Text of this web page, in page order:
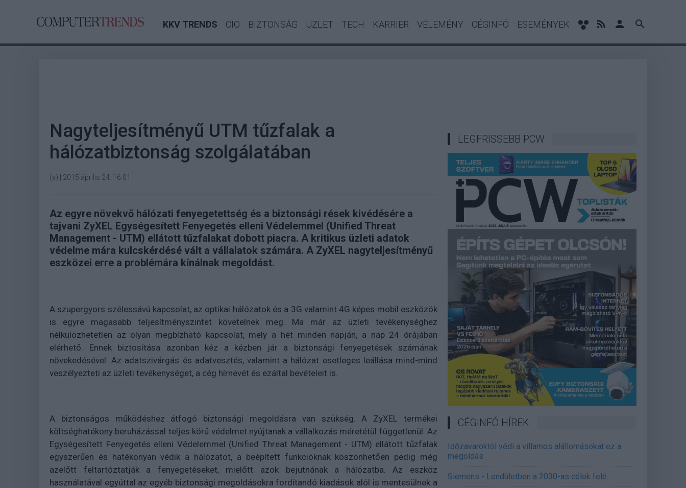
KKV TRENDS CIO BIZTONSÁG ÜZLET TECH KARRIER VÉLEMÉNY CÉGINFÓ ESEMÉNYEK
Nagyteljesítményű UTM tűzfalak a
hálózatbiztonság szolgálatában
(x) 2015 április 24. 16:01
Az egyre növekvő hálózati fenyegetettség és a biztonsági rések kivédésére a
tajvani ZyXEL Egységesített Fenyegetés elleni Védelemmel (Unified Threat
Management - UTM) ellátott tűzfalakat dobott piacra. A kritikus üzleti adatok
védelme mára kulcskérdésé vált a vállalatok számára. A ZyXEL nagyteljesítményű
eszközei erre a problémára kínálnak megoldást.
A szupergyors szélessávú kapcsolat, az optikai hálózatok és a 3G valamint 4G képes mobil eszközök
is egyre magasabb teljesítményszintet követelnek meg. Ma már az üzleti tevékenységhez
nélkülözhetetlen az olyan megbízható kapcsolat, mely a hét minden napján, a nap 24 órájában
elérhető. Ennek biztosítása azonban kéz a kézben jár a biztonsági fenyegetések számának
növekedésével. Az adatszivárgás és adatvesztés, valamint a hálózat esetleges leállása mind-mind
veszélyezteti az üzleti tevékenységet, a cég hírnevét és ezáltal bevételeit is.
A biztonságos működéshez átfogó biztonsági megoldásra van szükség. A ZyXEL termékei
költséghatékony beruházással teljes körű védelmet nyújtanak a vállalkozás méretétül függetlenül. Az
Egységesített Fenyegetés elleni Védelemmel (Unified Threat Management - UTM) ellátott tűzfalak
egyszerűen és hatékonyan védik a hálózatot, a beépített funkcióknak köszönhetően pedig még
azelőtt feltartóztatják a fenyegetéseket, mielőtt azok bejutnának a hálózatba. Az eszköz
használatával egyúttal az egyéb biztonsági megoldásokra fordítandó kiadások alól is mentesülnek a
LEGFRISSEBB PCW
CÉGINFÓ HÍREK
Időzavaroktól védi a villamos alállomásokat ez a
megoldás
Siemens - Lendületben a 2030-as célok felé